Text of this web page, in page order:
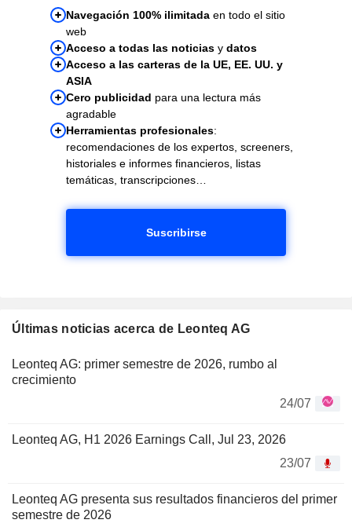
Navegación 100% ilimitada en todo el sitio
web
Acceso a todas las noticias y datos
Acceso a las carteras de la UE, EE. UU. y
ASIA
Cero publicidad para una lectura más
agradable
Herramientas profesionales:
recomendaciones de los expertos, screeners,
historiales e informes financieros, listas
temáticas, transcripciones…
Suscribirse
Últimas noticias acerca de Leonteq AG
Leonteq AG: primer semestre de 2026, rumbo al
crecimiento
24/07
Leonteq AG, H1 2026 Earnings Call, Jul 23, 2026
23/07
Leonteq AG presenta sus resultados financieros del primer
semestre de 2026